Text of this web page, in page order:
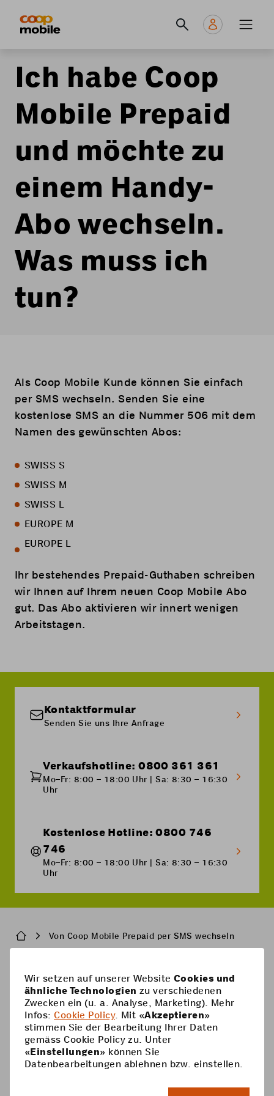
principale
Ich habe Coop
Mobile Prepaid
und möchte zu
einem Handy-
Abo wechseln.
Was muss ich
tun?
Als Coop Mobile Kunde können Sie einfach
per SMS wechseln. Senden Sie eine
kostenlose SMS an die Nummer 506 mit dem
Namen des gewünschten Abos:
SWISS S
SWISS M
SWISS L
EUROPE M
EUROPE L
Ihr bestehendes Prepaid-Guthaben schreiben
wir Ihnen auf Ihrem neuen Coop Mobile Abo
gut. Das Abo aktivieren wir innert wenigen
Arbeitstagen.
Kontaktformular
Senden Sie uns Ihre Anfrage
Verkaufshotline: 0800 361 361
Mo–Fr: 8:00 – 18:00 Uhr | Sa: 8:30 – 16:30
Uhr
Kostenlose Hotline: 0800 746
746
Mo–Fr: 8:00 – 18:00 Uhr | Sa: 8:30 – 16:30
Uhr
BreadcrumbVon Coop Mobile Prepaid per SMS wechseln
Pied
de
page
Handy-Abos
Handy-Abos
Prepaid-Karte
Optionen
Hilfe
Supercard
Prepaid aufladen
Coop Mobile
Kontakt
DE
Wir setzen auf unserer Website Cookies und
ähnliche Technologien zu verschiedenen
Zwecken ein (u. a. Analyse, Marketing). Mehr
Infos:Cookie Policy. Mit «Akzeptieren»
stimmen Sie der Bearbeitung Ihrer Daten
gemäss Cookie Policy zu. Unter
«Einstellungen» können Sie
Datenbearbeitungen ablehnen bzw. einstellen.